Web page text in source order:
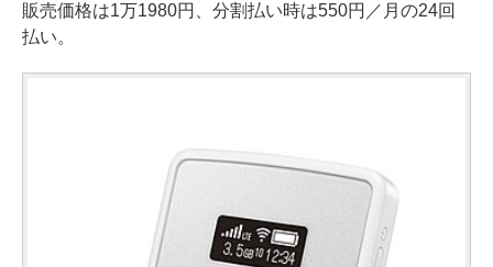
販売価格は1万1980円、分割払い時は550円／月の24回
払い。